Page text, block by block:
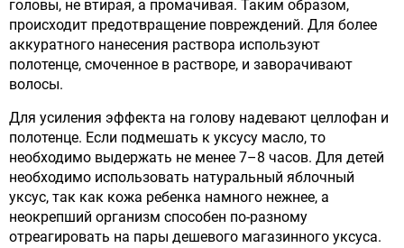
головы, не втирая, а промачивая. Таким образом,
происходит предотвращение повреждений. Для более
аккуратного нанесения раствора используют
полотенце, смоченное в растворе, и заворачивают
волосы.
Для усиления эффекта на голову надевают целлофан и
полотенце. Если подмешать к уксусу масло, то
необходимо выдержать не менее 7–8 часов. Для детей
необходимо использовать натуральный яблочный
уксус, так как кожа ребенка намного нежнее, а
неокрепший организм способен по-разному
отреагировать на пары дешевого магазинного уксуса.